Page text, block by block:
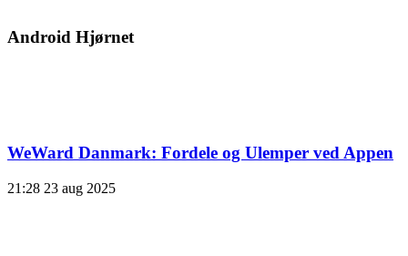
Android Hjørnet
WeWard Danmark: Fordele og Ulemper ved Appen
21:28 23 aug 2025